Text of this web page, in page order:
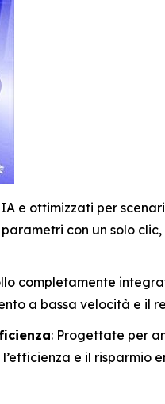
e ottimizzati per
con un solo
completamente
a bassa velocità e il
: Progettate per
e il risparmio